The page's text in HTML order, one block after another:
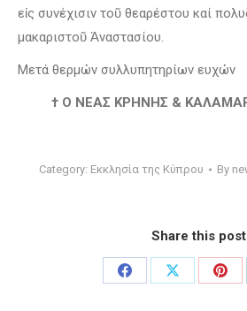
εἰς συνέχισιν τοῦ θεαρέστου καί
μακαριστοῦ Ἀναστασίου.
Μετά θερμών συλλυπητηρίων ευχών
† Ο ΝΕΑΣ ΚΡΗΝΗΣ &
Category: Εκκλησία της Κύπρου By
Share this post
Share
Share